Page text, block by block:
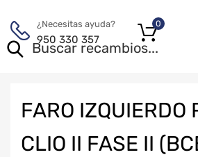
¿Necesitas ayuda?
950 330 357
0
FARO IZQUIERDO
CLIO II FASE II